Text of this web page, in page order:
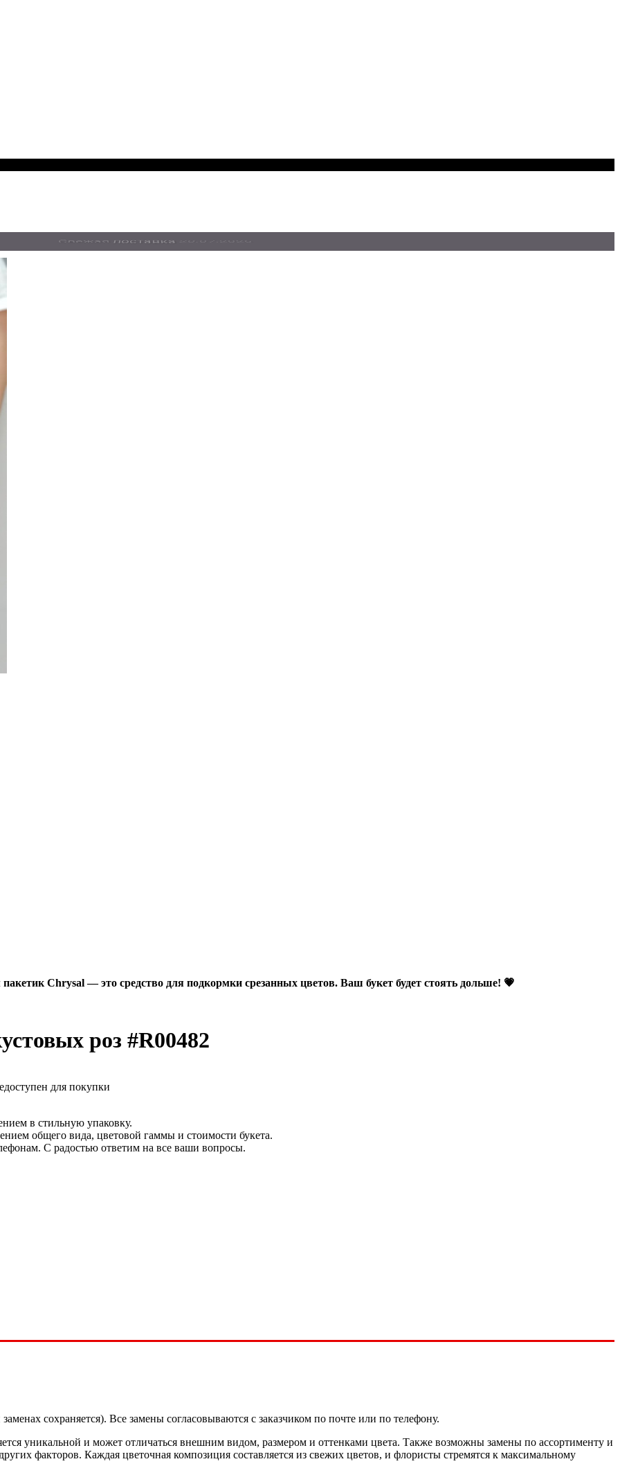
Свежая поставка 20.07.2026
Chrysal — это средство для подкормки срезанных цветов. Ваш букет будет стоять дольше! 💗
роз #R00482
для покупки
в стильную упаковку.
общего вида, цветовой гаммы и стоимости букета.
С радостью ответим на все ваши вопросы.
сохраняется). Все замены согласовываются с заказчиком по почте или по телефону.
уникальной и может отличаться внешним видом, размером и оттенками цвета. Также возможны замены по ассортименту и
факторов. Каждая цветочная композиция составляется из свежих цветов, и флористы стремятся к максимальному